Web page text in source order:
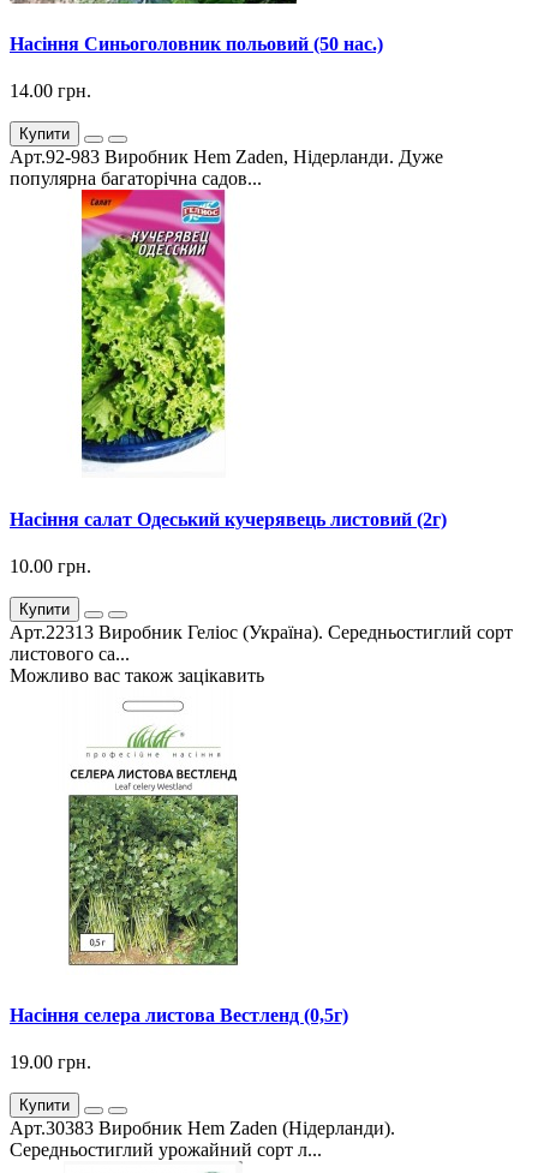
Насіння Синьоголовник польовий (50 нас.)
14.00 грн.
Купити
Арт.92-983 Виробник Hem Zaden, Нідерланди. Дуже
популярна багаторічна садов...
Насіння салат Одеський кучерявець листовий (2г)
10.00 грн.
Купити
Арт.22313 Виробник Геліос (Україна). Середньостиглий сорт
листового са...
Можливо вас також зацікавить
Насіння селера листова Вестленд (0,5г)
19.00 грн.
Купити
Арт.30383 Виробник Hem Zaden (Нідерланди).
Середньостиглий урожайний сорт л...